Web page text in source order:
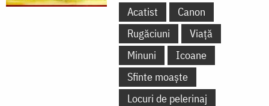
Acatist
Canon
Rugăciuni
Viață
Minuni
Icoane
Sfinte moaște
Locuri de pelerinaj